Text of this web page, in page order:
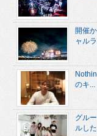
開催
ャル
のキ...
グル
ルし